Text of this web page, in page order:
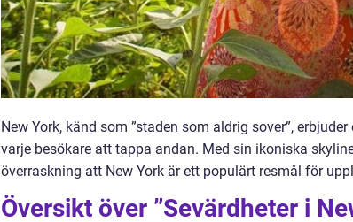
New York, känd som ”staden som aldrig sover”,
varje besökare att tappa andan. Med sin ikoniska
överraskning att New York är ett populärt resmål för
Översikt över ”Sevärdheter i